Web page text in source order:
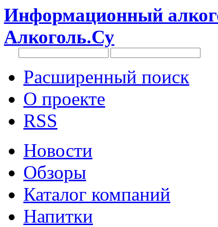
Информационный
Алкоголь.Су
Расширенный поиск
О проекте
RSS
Новости
Обзоры
Каталог компаний
Напитки